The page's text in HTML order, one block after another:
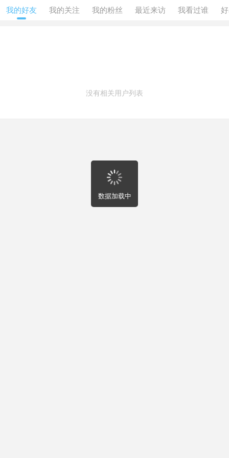
数据加载中
我的好友 我的关注 我的粉丝 最近来访 我看过谁
没有相关用户列表